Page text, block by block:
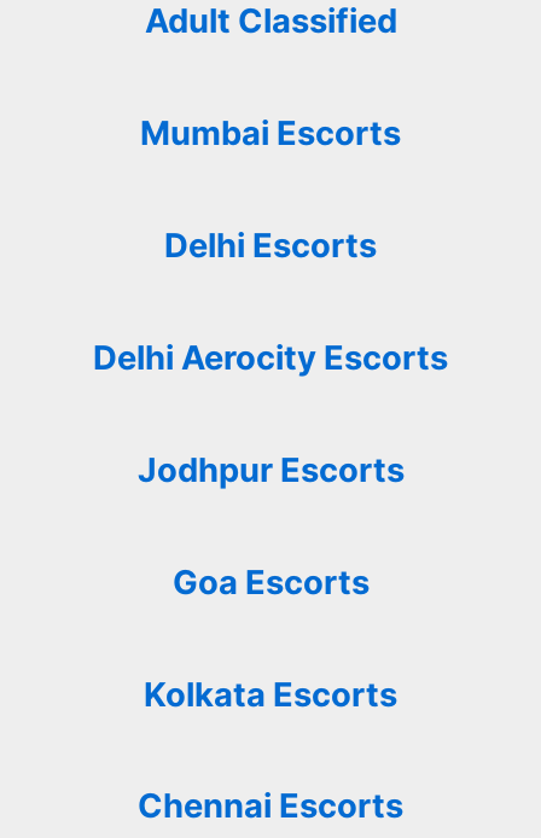
Adult Classified
Mumbai Escorts
Delhi Escorts
Delhi Aerocity Escorts
Jodhpur Escorts
Goa Escorts
Kolkata Escorts
Chennai Escorts